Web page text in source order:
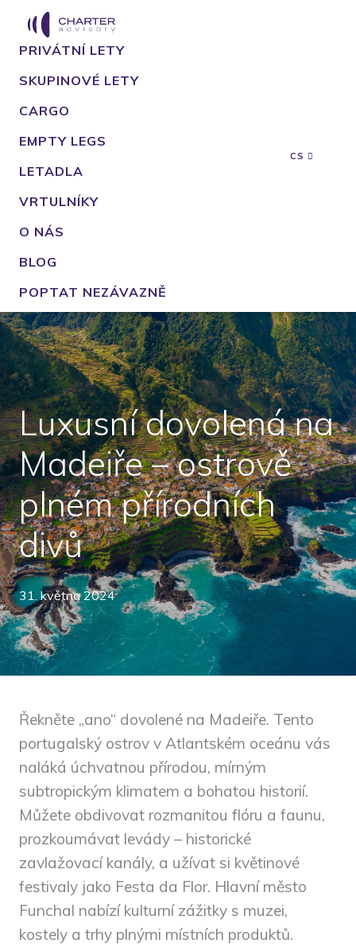
PRIVÁTNÍ LETY
SKUPINOVÉ LETY
CARGO
EMPTY LEGS
LETADLA
VRTULNÍKY
O NÁS
BLOG
POPTAT NEZÁVAZNĚ
CS
Luxusní dovolená na
Madeiře – ostrově
plném přírodních
divů
31. května 2024
Řekněte „ano“ dovolené na Madeiře. Tento
portugalský ostrov v Atlantském oceánu vás
naláká úchvatnou přírodou, mírným
subtropickým klimatem a bohatou historií.
Můžete obdivovat rozmanitou flóru a faunu,
prozkoumávat levády – historické
zavlažovací kanály, a užívat si květinové
festivaly jako Festa da Flor. Hlavní město
Funchal nabízí kulturní zážitky s muzei,
kostely a trhy plnými místních produktů.